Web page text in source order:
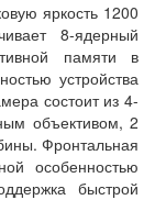
яркость 1200
8-ядерный
памяти в
устройства
состоит из 4-
объективом, 2
Фронтальная
особенностью
быстрой